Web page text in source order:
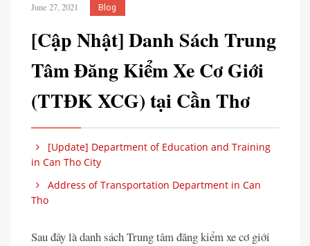
June 27, 2021 Blog
[Cập Nhật] Danh Sách Trung
Tâm Đăng Kiểm Xe Cơ Giới
(TTĐK XCG) tại Cần Thơ
[Update] Department of Education and Training
in Can Tho City
Address of Transportation Department in Can
Tho
Sau đây là danh sách Trung tâm đăng kiểm xe cơ giới